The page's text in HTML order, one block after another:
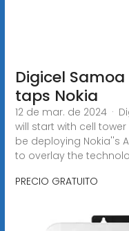
Digicel
taps Nokia
12 de mar. de 2024 ·
will start with cell tower
be deploying Nokia''s
to overlay the
PRECIO GRATUITO